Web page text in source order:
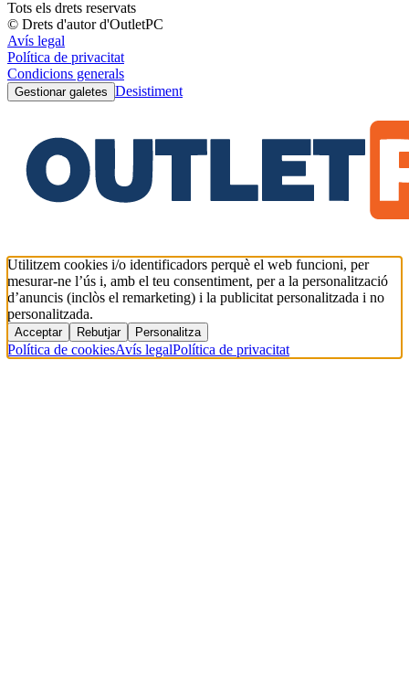
Tots els drets reservats
© Drets d'autor d'OutletPC
Avís legal
Política de privacitat
Condicions generals
Gestionar galetes Desistiment
Utilitzem cookies i/o identificadors perquè el web funcioni, per
mesurar-ne l’ús i, amb el teu consentiment, per a la personalització
d’anuncis (inclòs el remarketing) i la publicitat personalitzada i no
personalitzada.
Acceptar Rebutjar Personalitza
Política de cookiesAvís legalPolítica de privacitat